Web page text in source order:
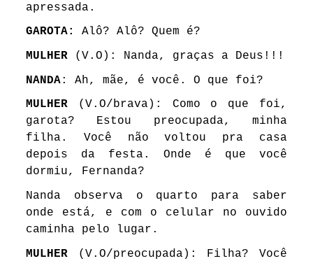
apressada.
GAROTA:
Alô? Alô? Quem é?
MULHER (V.O): Nanda, graças a Deus!!!
NANDA: Ah, mãe, é você. O que foi?
MULHER (V.O/brava): Como o que foi,
garota? Estou preocupada, minha
filha. Você não voltou pra casa
depois da festa. Onde é que você
dormiu, Fernanda?
Nanda observa o quarto para saber
onde está, e com o celular no ouvido
caminha pelo lugar.
MULHER (V.O/preocupada): Filha? Você